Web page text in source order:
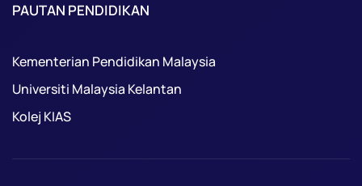
PAUTAN PENDIDIKAN
Kementerian Pendidikan Malaysia
Universiti Malaysia Kelantan
Kolej KIAS